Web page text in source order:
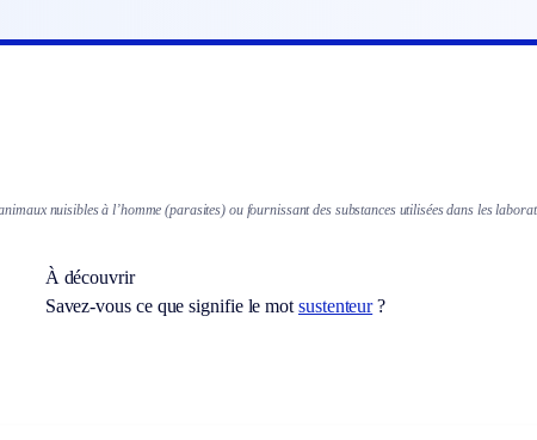
nuisibles à l’homme (parasites) ou fournissant des substances utilisées dans les
À découvrir
Savez-vous ce que signifie le mot sustenteur?